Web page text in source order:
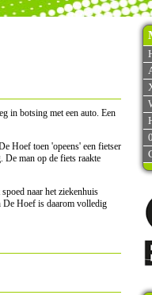
in botsing met een auto. Een
Hoef toen 'opeens' een fietser
De man op de fiets raakte
naar het ziekenhuis
De Hoef is daarom volledig